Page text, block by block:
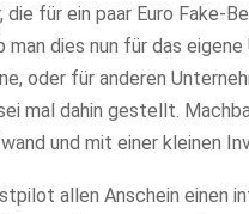
die für ein paar Euro Fake-
man dies nun für das
oder für anderen
mal dahin gestellt.
und mit einer kleinen
allen Anschein einen